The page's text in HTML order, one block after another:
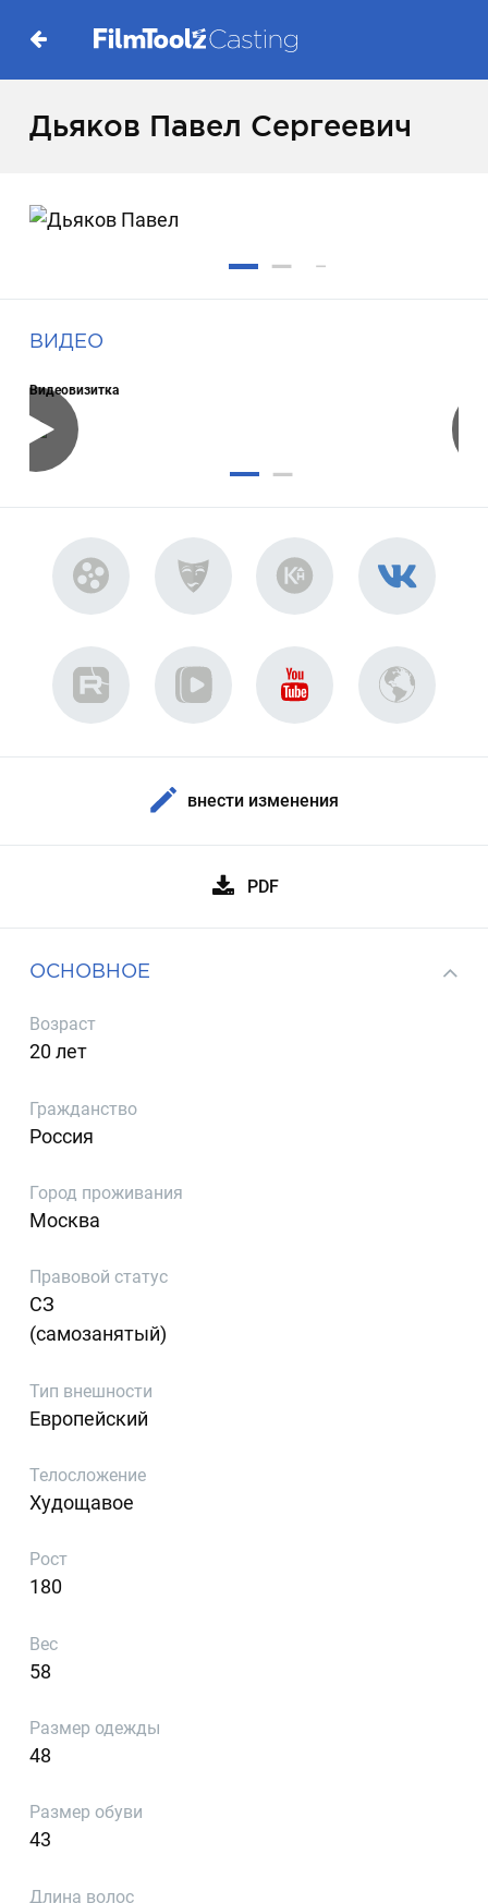
Дьяков Павел Сергеевич
ВИДЕО
Видеовизитка
внести изменения
PDF
ОСНОВНОЕ
Возраст
20 лет
Гражданство
Россия
Город проживания
Москва
Правовой статус
СЗ
(самозанятый)
Тип внешности
Европейский
Телосложение
Худощавое
Рост
180
Вес
58
Размер одежды
48
Размер обуви
43
Длина волос